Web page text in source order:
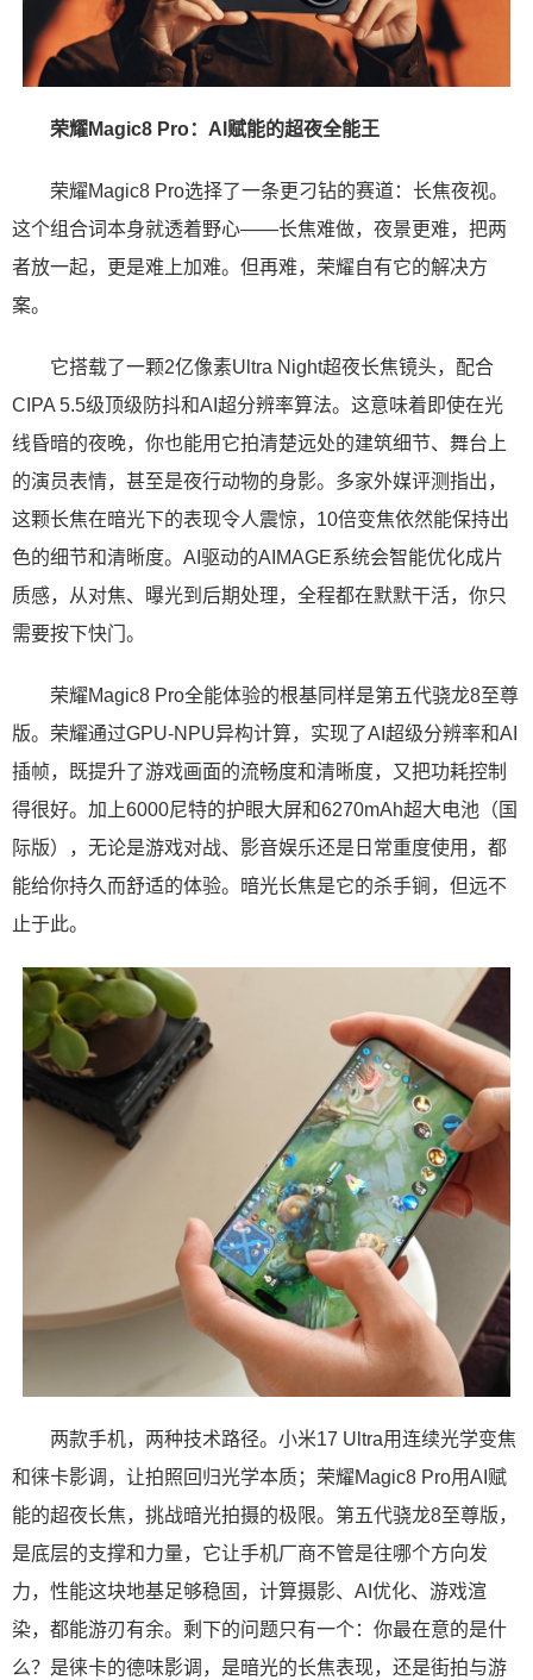
荣耀Magic8 Pro：AI赋能的超夜全能王
荣耀Magic8 Pro选择了一条更刁钻的赛道：长焦夜视。
这个组合词本身就透着野心——长焦难做，夜景更难，把两
者放一起，更是难上加难。但再难，荣耀自有它的解决方
案。
它搭载了一颗2亿像素Ultra Night超夜长焦镜头，配合
CIPA 5.5级顶级防抖和AI超分辨率算法。这意味着即使在光
线昏暗的夜晚，你也能用它拍清楚远处的建筑细节、舞台上
的演员表情，甚至是夜行动物的身影。多家外媒评测指出，
这颗长焦在暗光下的表现令人震惊，10倍变焦依然能保持出
色的细节和清晰度。AI驱动的AIMAGE系统会智能优化成片
质感，从对焦、曝光到后期处理，全程都在默默干活，你只
需要按下快门。
荣耀Magic8 Pro全能体验的根基同样是第五代骁龙8至尊
版。荣耀通过GPU-NPU异构计算，实现了AI超级分辨率和AI
插帧，既提升了游戏画面的流畅度和清晰度，又把功耗控制
得很好。加上6000尼特的护眼大屏和6270mAh超大电池（国
际版），无论是游戏对战、影音娱乐还是日常重度使用，都
能给你持久而舒适的体验。暗光长焦是它的杀手锏，但远不
止于此。
两款手机，两种技术路径。小米17 Ultra用连续光学变焦
和徕卡影调，让拍照回归光学本质；荣耀Magic8 Pro用AI赋
能的超夜长焦，挑战暗光拍摄的极限。第五代骁龙8至尊版，
是底层的支撑和力量，它让手机厂商不管是往哪个方向发
力，性能这块地基足够稳固，计算摄影、AI优化、游戏渲
染，都能游刃有余。剩下的问题只有一个：你最在意的是什
么？是徕卡的德味影调，是暗光的长焦表现，还是街拍与游